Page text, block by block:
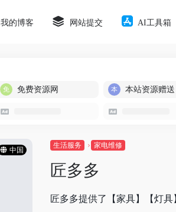
我的博客 网站提交 AI工具箱
免费资源网 本站资源赠送
中国
生活服务 家电维修
匠多多
匠多多提供了【家具】【灯